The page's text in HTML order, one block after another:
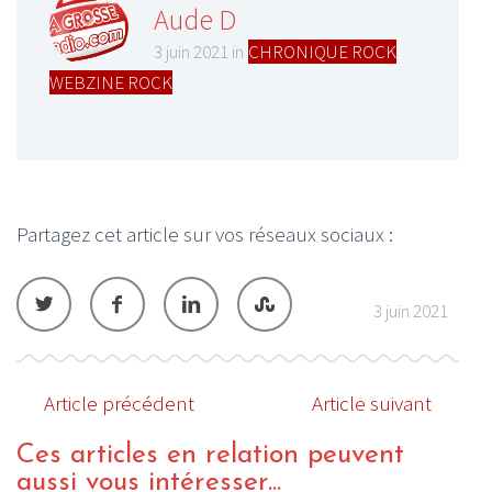
Aude D
3 juin 2021 in CHRONIQUE ROCK
WEBZINE ROCK
Partagez cet article sur vos réseaux sociaux :
3 juin 2021
Article précédent Article suivant
Ces articles en relation peuvent
aussi vous intéresser...